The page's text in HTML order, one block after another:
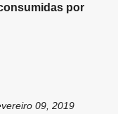
por
09, 2019